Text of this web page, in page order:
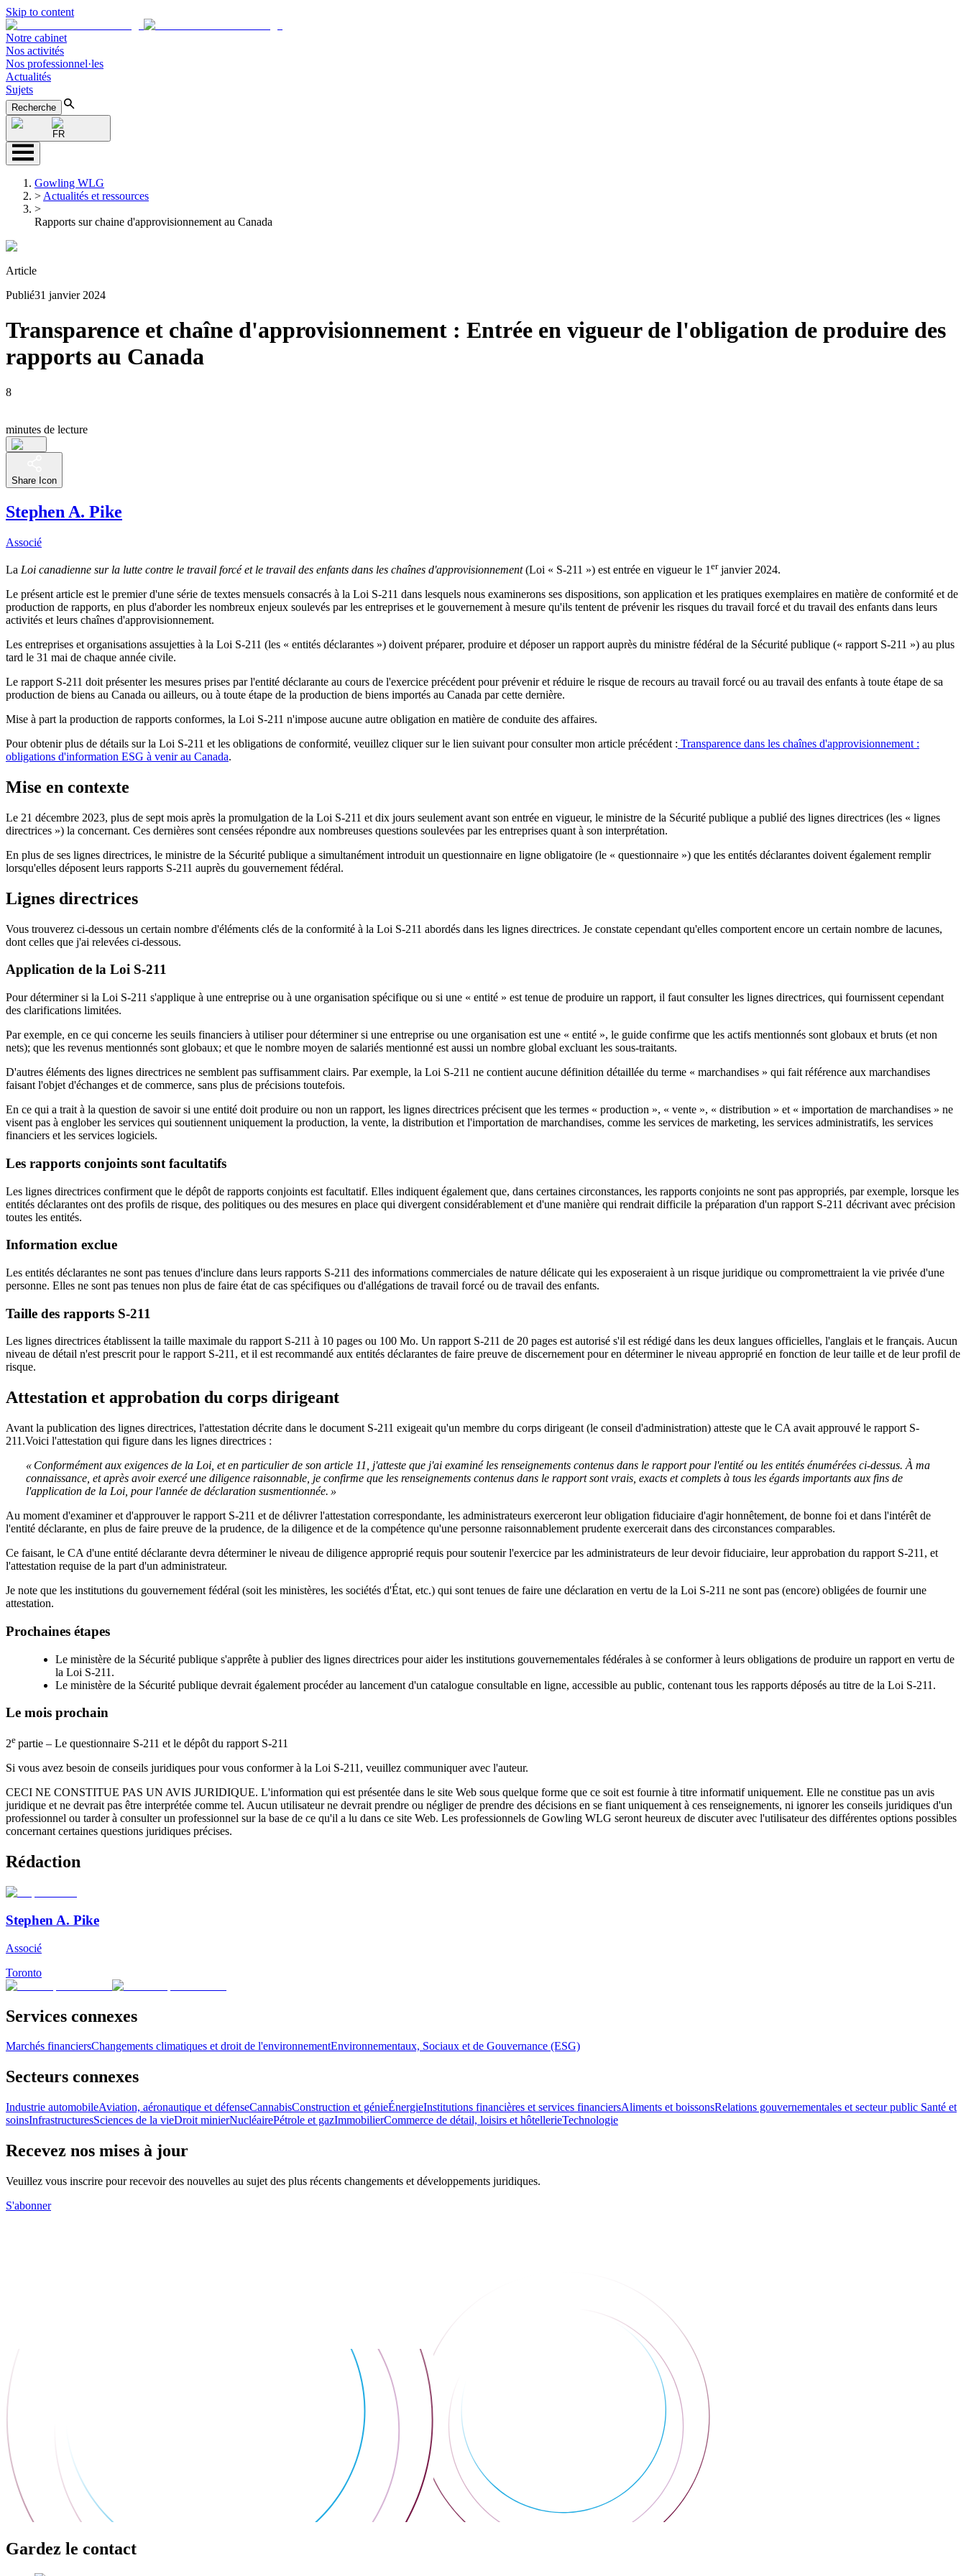
Skip to content
Notre cabinet
Nos activités
Nos professionnel·les
Actualités
Sujets
Recherche
FR
Gowling WLG
> Actualités et ressources
>
Rapports sur chaine d'approvisionnement au Canada
Article
Publié31 janvier 2024
Transparence et chaîne d'approvisionnement : Entrée en vigueur de l'obligation de produire des
rapports au Canada
8
minutes de lecture
Share Icon
Stephen A. Pike
Associé
La Loi canadienne sur la lutte contre le travail forcé et le travail des enfants dans les chaînes d'approvisionnement(Loi « S-211 ») est entrée en vigueur le 1 erjanvier 2024.
Le présent article est le premier d'une série de textes mensuels consacrés à la Loi S-211 dans lesquels nous examinerons ses dispositions, son application et les pratiques exemplaires en matière de conformité et de
production de rapports, en plus d'aborder les nombreux enjeux soulevés par les entreprises et le gouvernement à mesure qu'ils tentent de prévenir les risques du travail forcé et du travail des enfants dans leurs
activités et leurs chaînes d'approvisionnement.
Les entreprises et organisations assujetties à la Loi S-211 (les « entités déclarantes ») doivent préparer, produire et déposer un rapport auprès du ministre fédéral de la Sécurité publique (« rapport S-211 ») au plus
tard le 31 mai de chaque année civile.
Le rapport S-211 doit présenter les mesures prises par l'entité déclarante au cours de l'exercice précédent pour prévenir et réduire le risque de recours au travail forcé ou au travail des enfants à toute étape de sa
production de biens au Canada ou ailleurs, ou à toute étape de la production de biens importés au Canada par cette dernière.
Mise à part la production de rapports conformes, la Loi S-211 n'impose aucune autre obligation en matière de conduite des affaires.
Pour obtenir plus de détails sur la Loi S-211 et les obligations de conformité, veuillez cliquer sur le lien suivant pour consulter mon article précédent : Transparence dans les chaînes d'approvisionnement :
obligations d'information ESG à venir au Canada.
Mise en contexte
Le 21 décembre 2023, plus de sept mois après la promulgation de la Loi S-211 et dix jours seulement avant son entrée en vigueur, le ministre de la Sécurité publique a publié des lignes directrices (les « lignes
directrices ») la concernant. Ces dernières sont censées répondre aux nombreuses questions soulevées par les entreprises quant à son interprétation.
En plus de ses lignes directrices, le ministre de la Sécurité publique a simultanément introduit un questionnaire en ligne obligatoire (le « questionnaire ») que les entités déclarantes doivent également remplir
lorsqu'elles déposent leurs rapports S-211 auprès du gouvernement fédéral.
Lignes directrices
Vous trouverez ci-dessous un certain nombre d'éléments clés de la conformité à la Loi S-211 abordés dans les lignes directrices. Je constate cependant qu'elles comportent encore un certain nombre de lacunes,
dont celles que j'ai relevées ci-dessous.
Application de la Loi S-211
Pour déterminer si la Loi S-211 s'applique à une entreprise ou à une organisation spécifique ou si une « entité » est tenue de produire un rapport, il faut consulter les lignes directrices, qui fournissent cependant
des clarifications limitées.
Par exemple, en ce qui concerne les seuils financiers à utiliser pour déterminer si une entreprise ou une organisation est une « entité », le guide confirme que les actifs mentionnés sont globaux et bruts (et non
nets); que les revenus mentionnés sont globaux; et que le nombre moyen de salariés mentionné est aussi un nombre global excluant les sous-traitants.
D'autres éléments des lignes directrices ne semblent pas suffisamment clairs. Par exemple, la Loi S-211 ne contient aucune définition détaillée du terme « marchandises » qui fait référence aux marchandises
faisant l'objet d'échanges et de commerce, sans plus de précisions toutefois.
En ce qui a trait à la question de savoir si une entité doit produire ou non un rapport, les lignes directrices précisent que les termes « production », « vente », « distribution » et « importation de marchandises » ne
visent pas à englober les services qui soutiennent uniquement la production, la vente, la distribution et l'importation de marchandises, comme les services de marketing, les services administratifs, les services
financiers et les services logiciels.
Les rapports conjoints sont facultatifs
Les lignes directrices confirment que le dépôt de rapports conjoints est facultatif. Elles indiquent également que, dans certaines circonstances, les rapports conjoints ne sont pas appropriés, par exemple, lorsque les
entités déclarantes ont des profils de risque, des politiques ou des mesures en place qui divergent considérablement et d'une manière qui rendrait difficile la préparation d'un rapport S-211 décrivant avec précision
toutes les entités.
Information exclue
Les entités déclarantes ne sont pas tenues d'inclure dans leurs rapports S-211 des informations commerciales de nature délicate qui les exposeraient à un risque juridique ou compromettraient la vie privée d'une
personne. Elles ne sont pas tenues non plus de faire état de cas spécifiques ou d'allégations de travail forcé ou de travail des enfants.
Taille des rapports S-211
Les lignes directrices établissent la taille maximale du rapport S-211 à 10 pages ou 100 Mo. Un rapport S-211 de 20 pages est autorisé s'il est rédigé dans les deux langues officielles, l'anglais et le français. Aucun
niveau de détail n'est prescrit pour le rapport S-211, et il est recommandé aux entités déclarantes de faire preuve de discernement pour en déterminer le niveau approprié en fonction de leur taille et de leur profil de
risque.
Attestation et approbation du corps dirigeant
Avant la publication des lignes directrices, l'attestation décrite dans le document S-211 exigeait qu'un membre du corps dirigeant (le conseil d'administration) atteste que le CA avait approuvé le rapport S-
211.Voici l'attestation qui figure dans les lignes directrices :
« Conformément aux exigences de la Loi, et en particulier de son article 11, j'atteste que j'ai examiné les renseignements contenus dans le rapport pour l'entité ou les entités énumérées ci-dessus. À ma
connaissance, et après avoir exercé une diligence raisonnable, je confirme que les renseignements contenus dans le rapport sont vrais, exacts et complets à tous les égards importants aux fins de
l'application de la Loi, pour l'année de déclaration susmentionnée. »
Au moment d'examiner et d'approuver le rapport S-211 et de délivrer l'attestation correspondante, les administrateurs exerceront leur obligation fiduciaire d'agir honnêtement, de bonne foi et dans l'intérêt de
l'entité déclarante, en plus de faire preuve de la prudence, de la diligence et de la compétence qu'une personne raisonnablement prudente exercerait dans des circonstances comparables.
Ce faisant, le CA d'une entité déclarante devra déterminer le niveau de diligence approprié requis pour soutenir l'exercice par les administrateurs de leur devoir fiduciaire, leur approbation du rapport S-211, et
l'attestation requise de la part d'un administrateur.
Je note que les institutions du gouvernement fédéral (soit les ministères, les sociétés d'État, etc.) qui sont tenues de faire une déclaration en vertu de la Loi S-211 ne sont pas (encore) obligées de fournir une
attestation.
Prochaines étapes
Le ministère de la Sécurité publique s'apprête à publier des lignes directrices pour aider les institutions gouvernementales fédérales à se conformer à leurs obligations de produire un rapport en vertu de
la Loi S-211.
Le ministère de la Sécurité publique devrait également procéder au lancement d'un catalogue consultable en ligne, accessible au public, contenant tous les rapports déposés au titre de la Loi S-211.
Le mois prochain
2e partie – Le questionnaire S-211 et le dépôt du rapport S-211
Si vous avez besoin de conseils juridiques pour vous conformer à la Loi S-211, veuillez communiquer avec l'auteur.
CECI NE CONSTITUE PAS UN AVIS JURIDIQUE. L'information qui est présentée dans le site Web sous quelque forme que ce soit est fournie à titre informatif uniquement. Elle ne constitue pas un avis
juridique et ne devrait pas être interprétée comme tel. Aucun utilisateur ne devrait prendre ou négliger de prendre des décisions en se fiant uniquement à ces renseignements, ni ignorer les conseils juridiques d'un
professionnel ou tarder à consulter un professionnel sur la base de ce qu'il a lu dans ce site Web. Les professionnels de Gowling WLG seront heureux de discuter avec l'utilisateur des différentes options possibles
concernant certaines questions juridiques précises.
Rédaction
Stephen A. Pike
Associé
Toronto
Services connexes
Marchés financiersChangements climatiques et droit de l'environnementEnvironnementaux, Sociaux et de Gouvernance (ESG)
Secteurs connexes
Industrie automobileAviation, aéronautique et défenseCannabisConstruction et génieÉnergieInstitutions financières et services financiersAliments et boissonsRelations gouvernementales et secteur public Santé et
soinsInfrastructuresSciences de la vieDroit minierNucléairePétrole et gazImmobilierCommerce de détail, loisirs et hôtellerieTechnologie
Recevez nos mises à jour
Veuillez vous inscrire pour recevoir des nouvelles au sujet des plus récents changements et développements juridiques.
S'abonner
Gardez le contact